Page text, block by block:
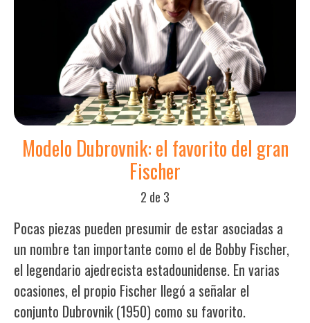
Modelo Dubrovnik: el favorito del gran
Fischer
2 de 3
Pocas piezas pueden presumir de estar asociadas a
un nombre tan importante como el de Bobby Fischer,
el legendario ajedrecista estadounidense. En varias
ocasiones, el propio Fischer llegó a señalar el
conjunto Dubrovnik (1950) como su favorito.